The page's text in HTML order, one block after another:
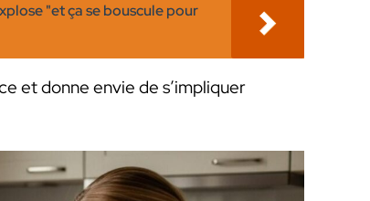
"et ça se bouscule pour
et donne envie de s’impliquer